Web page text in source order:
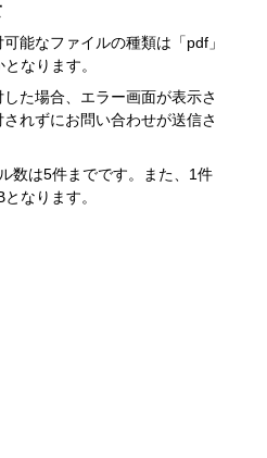
能なファイルの種類は「pdf」
なります。
た場合、エラー画面が表示さ
れずにお問い合わせが送信さ
数は5件までです。また、1件
なります。